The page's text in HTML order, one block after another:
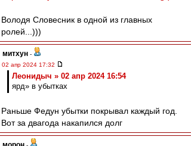
Володя Словесник в одной из главных
ролей...)))
митхун -
02 апр 2024 17:32
Леонидыч » 02 апр 2024 16:54
ярд» в убытках
Раньше Федун убытки покрывал каждый год.
Вот за двагода накапился долг